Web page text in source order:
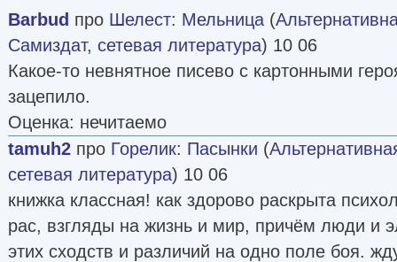
Barbud про Шелест: Мельница (
Самиздат, сетевая литература) 10 06
Какое-то невнятное писево с картонными
зацепило.
Оценка: нечитаемо
tamuh2 про Горелик: Пасынки (
сетевая литература) 10 06
книжка классная! как здорово раскрыта
рас, взгляды на жизнь и мир, причём люди и
этих сходств и различий на одно поле боя.